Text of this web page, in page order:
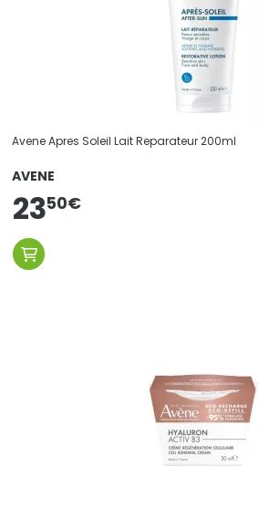
Avene Apres Soleil Lait Reparateur 200ml
AVENE
2350€